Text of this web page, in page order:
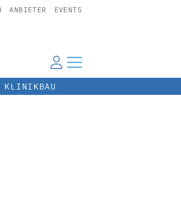
ANBIETER EVENTS
KLINIKBAU